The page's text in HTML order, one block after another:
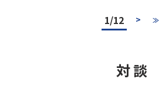
1/12 > ≫
対 談